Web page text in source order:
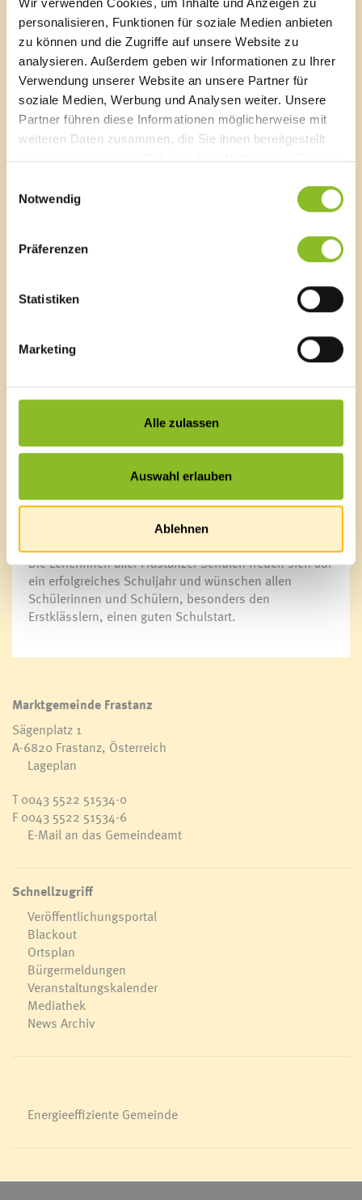
personalisieren, Funktionen für soziale Medien anbieten
zu können und die Zugriffe auf unsere Website zu
analysieren. Außerdem geben wir Informationen zu Ihrer
Verwendung unserer Website an unsere Partner für
soziale Medien, Werbung und Analysen weiter. Unsere
Partner führen diese Informationen möglicherweise mit
weiteren Daten zusammen, die Sie ihnen bereitgestellt
haben oder die sie im Rahmen Ihrer Nutzung der Dienste
Notwendig
Präferenzen
Statistiken
Marketing
Alle zulassen
Auswahl erlauben
Ablehnen
Anspruch nehmen.
Bitte schon am ersten Tag die Schultasche und
Federschachtel mitnehmen.
Am Dienstag ist um 11:30 Uhr Unterrichtsschluss, für
die SchülerInnen der Grundstufe I (1. und 2.Stufe) um
10:35 Uhr.
September unserer Homepage unter
www.vobs.at/vs-frastanzhofen
Neue Mittelschule Frastanz:
Montag, 12.9.2016
(Die Erstklässler treffen sich im ME-Saal zur
ab 08:00 Uhr Wiederholungsprüfungen
09:15 Uhr – 11:00 Uhr Unterricht
Uhr bzw. 14:00 Uhr.
Die LeherInnen aller Frastanzer Schulen freuen sich auf
ein erfolgreiches Schuljahr und wünschen allen
Schülerinnen und Schülern, besonders den
Erstklässlern, einen guten Schulstart.
Marktgemeinde Frastanz
Sägenplatz 1
A-6820 Frastanz, Österreich
Lageplan
T0043 5522 51534-0
F 0043 5522 51534-6
E-Mail an das Gemeindeamt
Schnellzugriff
Veröffentlichungsportal
Blackout
Ortsplan
Bürgermeldungen
Veranstaltungskalender
Mediathek
News Archiv
Energieeffiziente Gemeinde